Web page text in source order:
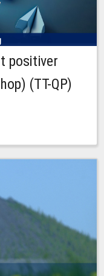
positiver
(TT-QP)